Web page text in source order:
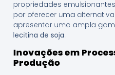
propriedades
por oferecer uma
apresentar uma ampla
lecitina de soja.
Inovações em
Produção